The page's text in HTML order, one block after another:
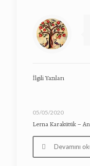
İlgili Yazıları
05/05/2020
Lerna Karakütük –
Devamını